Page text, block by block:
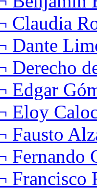
Claudia
Dante
Derecho
Edgar
Eloy
Fausto
Fernando
Francisco